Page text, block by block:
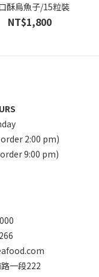
酥烏魚子/15粒裝
NT$1,800
2:00 pm)
9:00 pm)
一段222